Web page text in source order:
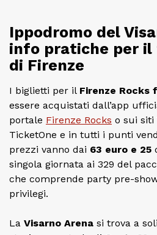
Ippodromo del
info pratiche per
di Firenze
I biglietti per il Firenze Rocks
essere acquistati dall’app
portale Firenze Rocks o sui siti
TicketOne e in tutti i punti
prezzi vanno dai 63 euro e 25
singola giornata ai 329 del
che comprende party pre-
privilegi.
La Visarno Arena si trova a